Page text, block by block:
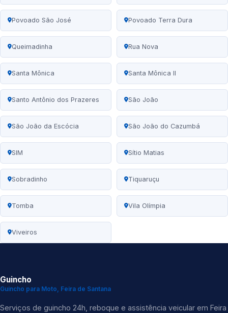
Povoado São José Povoado Terra Dura
Queimadinha Rua Nova
Santa Mônica Santa Mônica II
Santo Antônio dos Prazeres São João
São João da Escócia São João do Cazumbá
SIM Sítio Matias
Sobradinho Tiquaruçu
Tomba Vila Olímpia
Viveiros
Guincho
Guincho para Moto, Feira de Santana
Serviços de guincho 24h, reboque e assistência veicular em Feira